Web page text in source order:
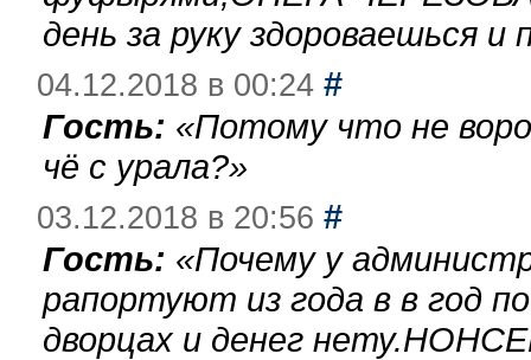
день за руку здороваешься
04.12.2018 в 00:24 #
Гость: «Потому что не
чё с урала?»
03.12.2018 в 20:56 #
Гость: «Почему у
рапортуют из года в в год
дворцах и денег